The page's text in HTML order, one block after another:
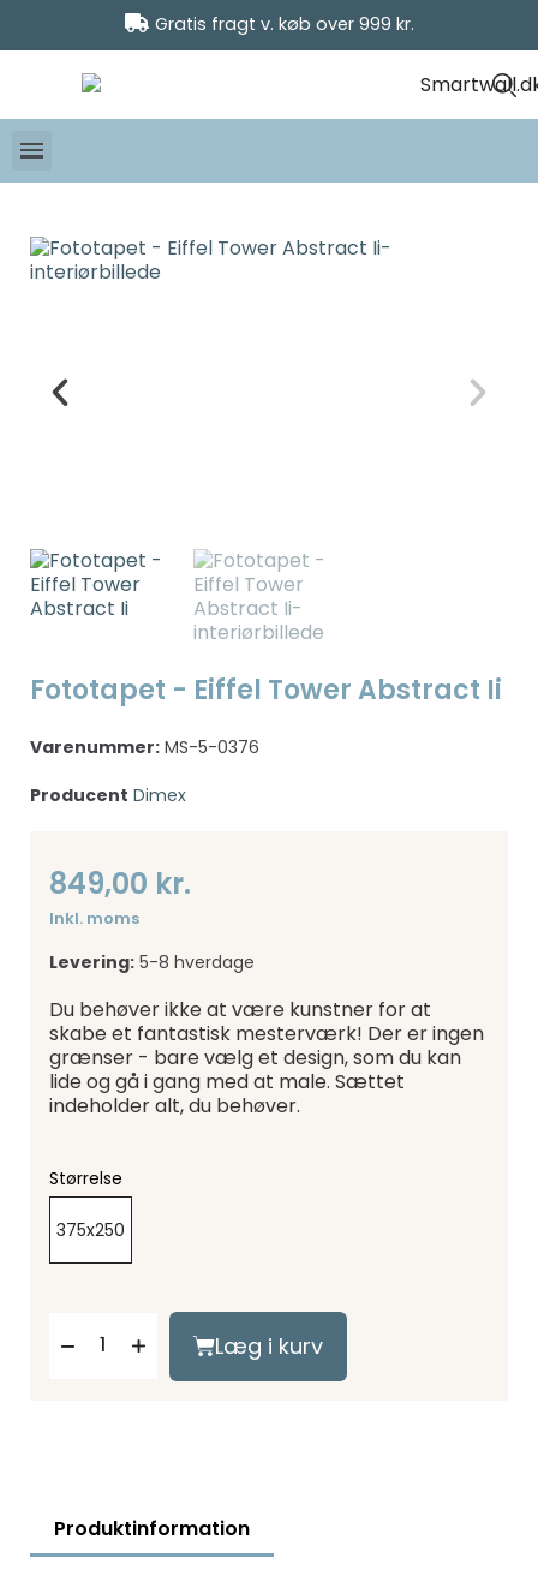
Gratis fragt v. køb over 999 kr.
Fototapet - Eiffel Tower Abstract Ii
Varenummer: MS-5-0376
Producent Dimex
849,00 kr.
Inkl. moms
Levering: 5-8 hverdage
Du behøver ikke at være kunstner for at
skabe et fantastisk mesterværk! Der er ingen
grænser - bare vælg et design, som du kan
lide og gå i gang med at male. Sættet
indeholder alt, du behøver.
Størrelse
375x250
Læg i kurv
Produktinformation